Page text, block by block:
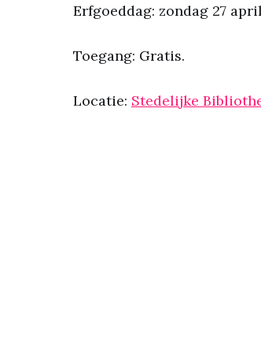
Erfgoeddag: zondag 27
Toegang: Gratis.
Locatie: Stedelijke